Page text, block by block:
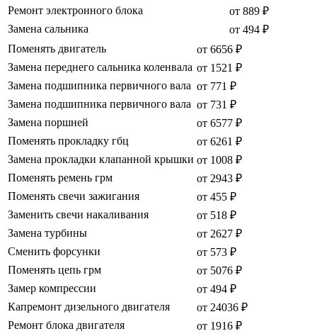
Ремонт электронного блока
от 889 ₽
Замена сальника
от 494 ₽
Поменять двигатель
от 6656 ₽
Замена переднего сальника коленвала от 1521 ₽
Замена подшипника первичного вала от 771 ₽
Замена подшипника первичного вала от 731 ₽
Замена поршней
от 6577 ₽
Поменять прокладку гбц
от 6261 ₽
Замена прокладки клапанной крышки от 1008 ₽
Поменять ремень грм
от 2943 ₽
Поменять свечи зажигания
от 455 ₽
Заменить свечи накаливания
от 518 ₽
Замена турбины
от 2627 ₽
Сменить форсунки
от 573 ₽
Поменять цепь грм
от 5076 ₽
Замер компрессии
от 494 ₽
Капремонт дизельного двигателя
от 24036 ₽
Ремонт блока двигателя
от 1916 ₽